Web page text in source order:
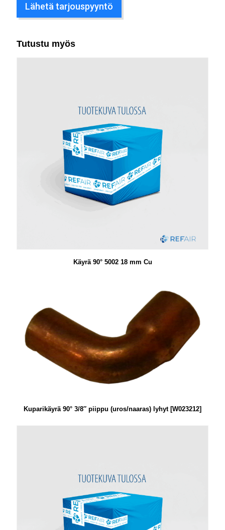
Lähetä tarjouspyyntö
Tutustu myös
Käyrä 90° 5002 18 mm Cu
Kuparikäyrä 90° 3/8″ piippu (uros/naaras) lyhyt [W023212]